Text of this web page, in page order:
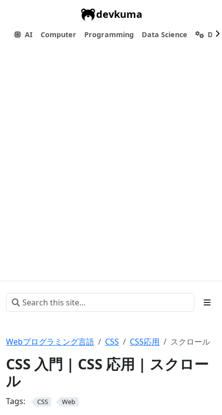
devkuma
AI Computer Programming Data Science
Webプログラミング言語 CSS CSS応用 スクロール
CSS 入門 | CSS 応用 | スクロー
ル
Tags: CSS Web